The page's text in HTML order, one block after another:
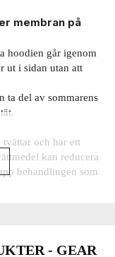
membran på
hoodien går igenom
ut i sidan utan att
ta del av sommarens
och har ett
kan reducera
behandlingen som
- GEAR